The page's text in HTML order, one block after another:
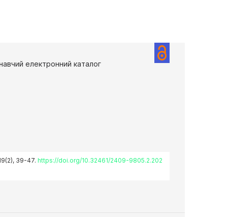
електронний каталог
39-47. https://doi.org/10.32461/2409-9805.2.202